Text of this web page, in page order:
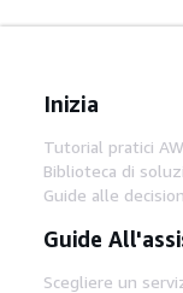
Inizia
Tutorial pratici
Biblioteca di
Guide alle
Guide
Scegliere un